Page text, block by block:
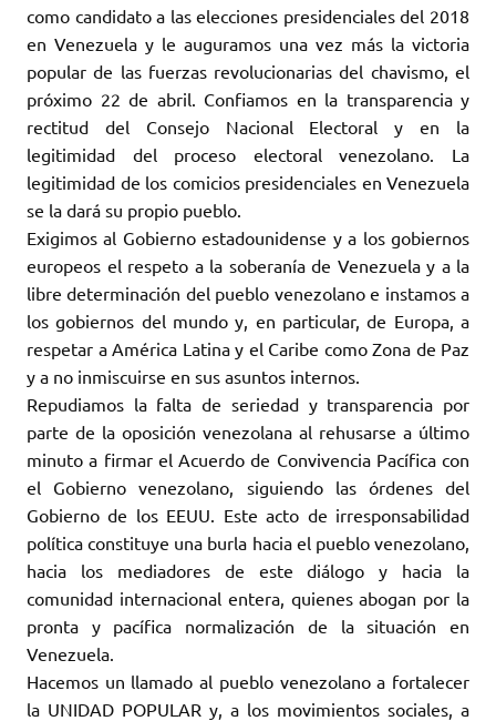
como candidato a las elecciones presidenciales del 2018
en Venezuela y le auguramos una vez más la victoria
popular de las fuerzas revolucionarias del chavismo, el
próximo 22 de abril. Confiamos en la transparencia y
rectitud del Consejo Nacional Electoral y en la
legitimidad del proceso electoral venezolano. La
legitimidad de los comicios presidenciales en Venezuela
se la dará su propio pueblo.
Exigimos al Gobierno estadounidense y a los gobiernos
europeos el respeto a la soberanía de Venezuela y a la
libre determinación del pueblo venezolano e instamos a
los gobiernos del mundo y, en particular, de Europa, a
respetar a América Latina y el Caribe como Zona de Paz
y a no inmiscuirse en sus asuntos internos.
Repudiamos la falta de seriedad y transparencia por
parte de la oposición venezolana al rehusarse a último
minuto a firmar el Acuerdo de Convivencia Pacífica con
el Gobierno venezolano, siguiendo las órdenes del
Gobierno de los EEUU. Este acto de irresponsabilidad
política constituye una burla hacia el pueblo venezolano,
hacia los mediadores de este diálogo y hacia la
comunidad internacional entera, quienes abogan por la
pronta y pacífica normalización de la situación en
Venezuela.
Hacemos un llamado al pueblo venezolano a fortalecer
la UNIDAD POPULAR y, a los movimientos sociales, a